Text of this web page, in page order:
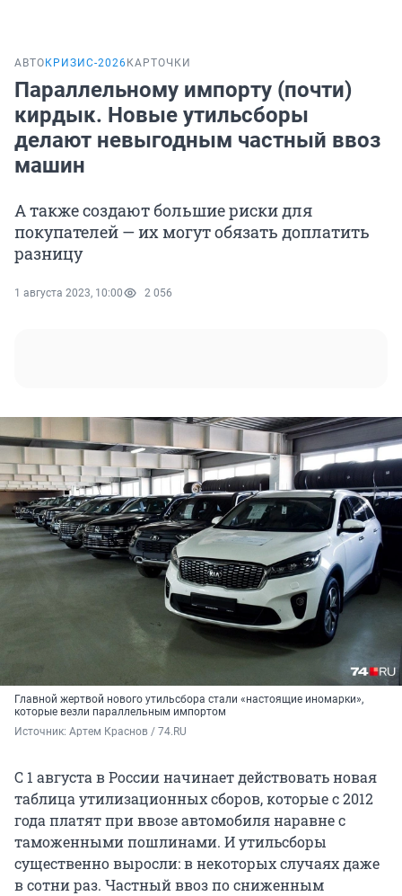
АВТО КРИЗИС-2026 КАРТОЧКИ
Параллельному импорту (почти)
кирдык. Новые утильсборы
делают невыгодным частный ввоз
машин
А также создают большие риски для
покупателей — их могут обязать доплатить
разницу
1 августа 2023, 10:00 2 056
Главной жертвой нового утильсбора стали «настоящие иномарки»,
которые везли параллельным импортом
Источник: Артем Краснов / 74.RU
С 1 августа в России начинает действовать новая
таблица утилизационных сборов, которые с 2012
года платят при ввозе автомобиля наравне с
таможенными пошлинами. И утильсборы
существенно выросли: в некоторых случаях даже
в сотни раз. Частный ввоз по сниженным